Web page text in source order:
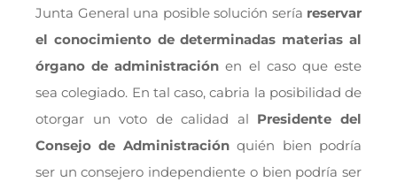
Junta General una posible solución sería reservar
el conocimiento de determinadas materias al
órgano de administración en el caso que este
sea colegiado. En tal caso, cabria la posibilidad de
otorgar un voto de calidad al Presidente del
Consejo de Administraciónquién bien podría
ser un consejero independiente o bien podría ser